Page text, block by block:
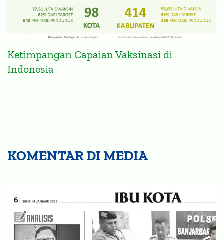
Ketimpangan Capaian Vaksinasi di